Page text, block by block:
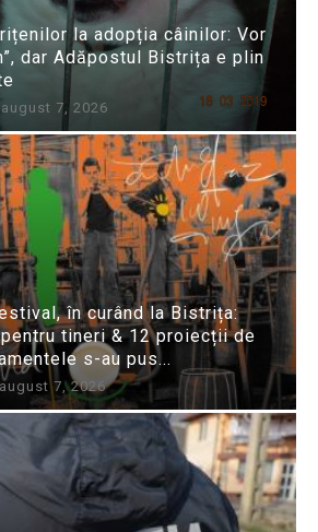
la adopția câinilor: Vor
dar Adăpostul Bistrița e plin
august 7, 2026
în curând la Bistrița:
tineri & 12 proiecții de
s-au pus...
august 7, 2026